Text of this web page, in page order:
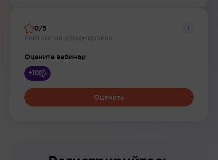
0/5
Рейтинг не сформирован
i
Оцените вебинар
+10
Оценить